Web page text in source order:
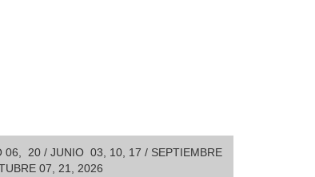
06, 20 / JUNIO 03, 10, 17 / SEPTIEMBRE
07, 21, 2026